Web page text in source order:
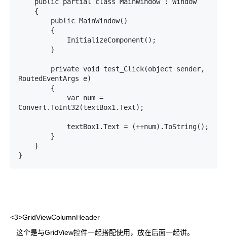
RoutedEventArgs e)
Convert.ToInt32(textBox1.Text);
}
<3>GridViewColumnHeader
这个是与GridView控件一起搭配使用，放在后面一起讲。